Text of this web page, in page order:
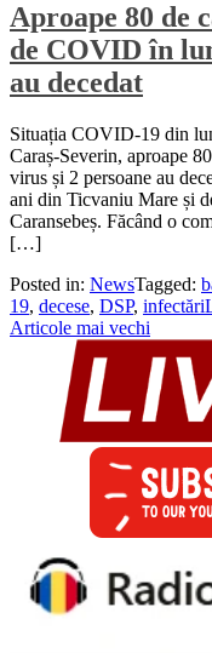
Aproape 80 de
de COVID în
au decedat
Situația COVID-19 din
Caraș-Severin, aproape
virus și 2 persoane au
ani din Ticvaniu Mare și
Caransebeș. Făcând o
[…]
Posted in: NewsTagged:
19, decese, DSP, infectări
Navigare
articole
Articole mai vechi